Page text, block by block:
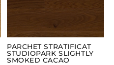
PARCHET STRATIFICAT
STUDIOPARK SLIGHTLY
SMOKED CACAO